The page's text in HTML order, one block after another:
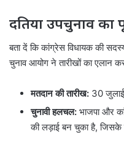
दतिया उपचुनाव का
बता दें कि कांग्रेस विधायक की
चुनाव आयोग ने तारीखों का एलान
मतदान की तारीख: 30
चुनावी हलचल: भाजपा और
की लड़ाई बन चुका है, जिसके